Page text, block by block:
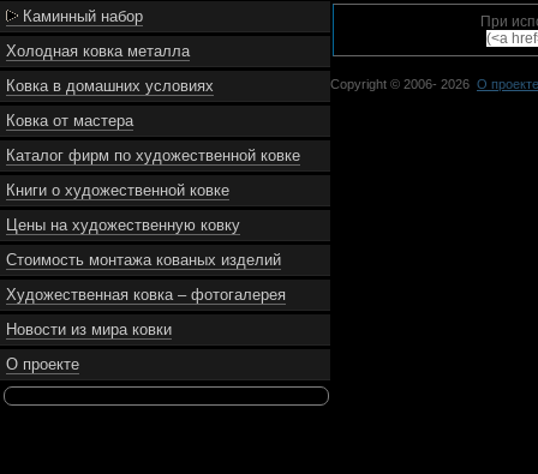
Каминный набор
Холодная ковка металла
Ковка в домашних условиях
Ковка от мастера
Каталог фирм по художественной ковке
Книги о художественной ковке
Цены на художественную ковку
Стоимость монтажа кованых изделий
Художественная ковка – фотогалерея
Новости из мира ковки
О проекте
При
(<a
Copyright © 2006- 2026 О проекте